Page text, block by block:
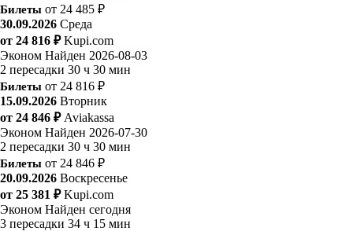
Билеты от 24 485 ₽
30.09.2026 Среда
от 24 816 ₽ Kupi.com
Эконом Найден 2026-08-03
2 пересадки 30 ч 30 мин
Билеты от 24 816 ₽
15.09.2026 Вторник
от 24 846 ₽ Aviakassa
Эконом Найден 2026-07-30
2 пересадки 30 ч 30 мин
Билеты от 24 846 ₽
20.09.2026 Воскресенье
от 25 381 ₽ Kupi.com
Эконом Найден сегодня
3 пересадки 34 ч 15 мин